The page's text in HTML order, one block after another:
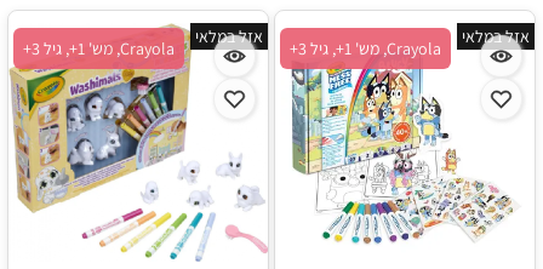
Crayola, מש' 1+, גיל 3+
אזל במלאי
Crayola, מש' 1+, גיל 3+
אזל במלאי